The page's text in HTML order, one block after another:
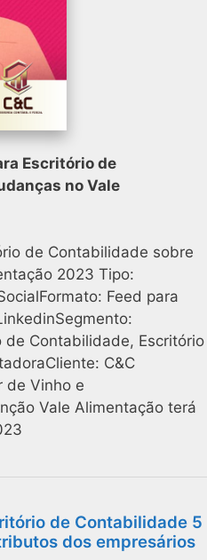
Escritório de
no Vale
de Contabilidade sobre
2023 Tipo:
Feed para
Contabilidade, Escritório
C&C
de Vinho e
Vale Alimentação terá
de Contabilidade 5
dos empresários